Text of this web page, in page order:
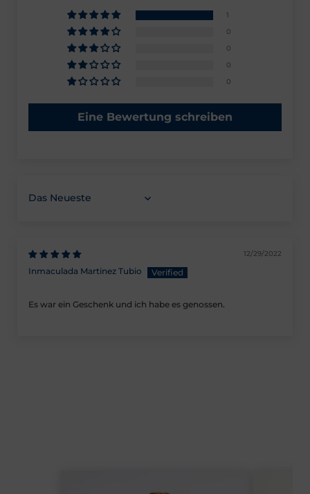
1
0
0
0
0
Eine Bewertung schreiben
Sortieren nach
12/29/2022
Inmaculada Martinez Tubio
Es war ein Geschenk und ich habe es genossen.